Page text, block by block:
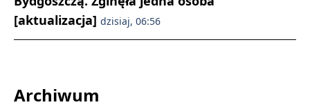
[aktualizacja] dzisiaj, 06:56
Archiwum